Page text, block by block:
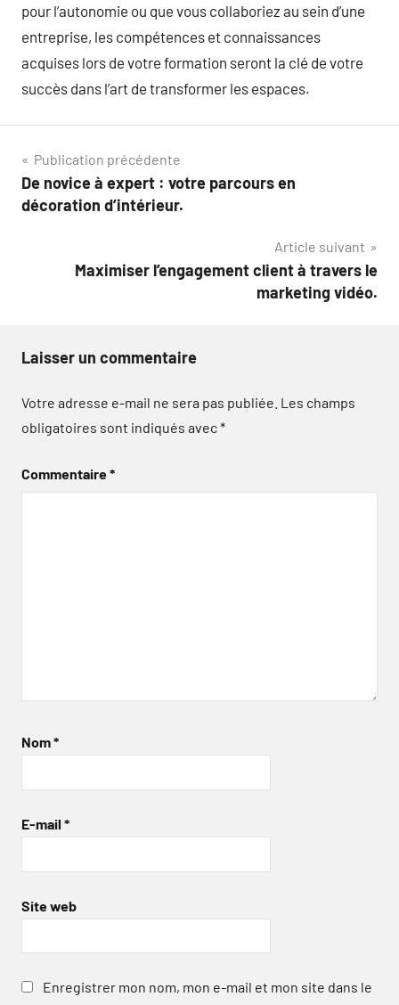
pour l’autonomie ou que vous collaboriez au sein d’une
entreprise, les compétences et connaissances
acquises lors de votre formation seront la clé de votre
succès dans l’art de transformer les espaces.
Navigation
de
Publication précédente
De novice à expert : votre parcours en
décoration d’intérieur.
Article suivant
Maximiser l’engagement client à travers le
marketing vidéo.
Laisser un commentaire
Votre adresse e-mail ne sera pas publiée. Les champs
obligatoires sont indiqués avec*
Commentaire*
Nom*
E-mail *
Site web
Enregistrer mon nom, mon e-mail et mon site dans le